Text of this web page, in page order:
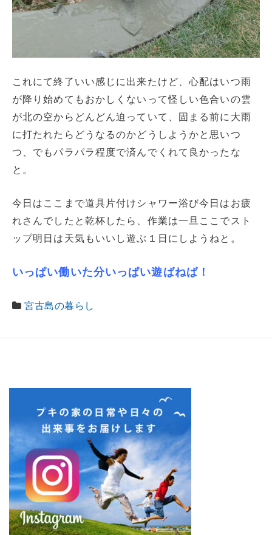
これにて終了いい感じに出来たけど、心配はいつ雨
が降り始めてもおかしくないって怪しい色合いの雲
が北の空からどんどん迫っていて、固まる前に大雨
に打たれたらどうなるのかどうしようかと思いつ
つ、でもパラパラ程度で済んでくれて良かったな
と。
今日はここまで道具片付けシャワー浴び今日はお疲
れさんでしたと乾杯したら、作業は一旦ここでスト
ップ明日は天気もいいし遊ぶ１日にしようねと。
いっぱい働いた分いっぱい遊ばねば！
宮古島の暮らし